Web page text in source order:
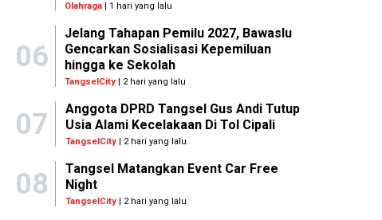
Olahraga | 1 hari yang lalu
06
Jelang Tahapan Pemilu 2027, Bawaslu
Gencarkan Sosialisasi Kepemiluan
hingga ke Sekolah
TangselCity | 2 hari yang lalu
07
Anggota DPRD Tangsel Gus Andi Tutup
Usia Alami Kecelakaan Di Tol Cipali
TangselCity| 2 hari yang lalu
08
Tangsel Matangkan Event Car Free
Night
TangselCity| 2 hari yang lalu